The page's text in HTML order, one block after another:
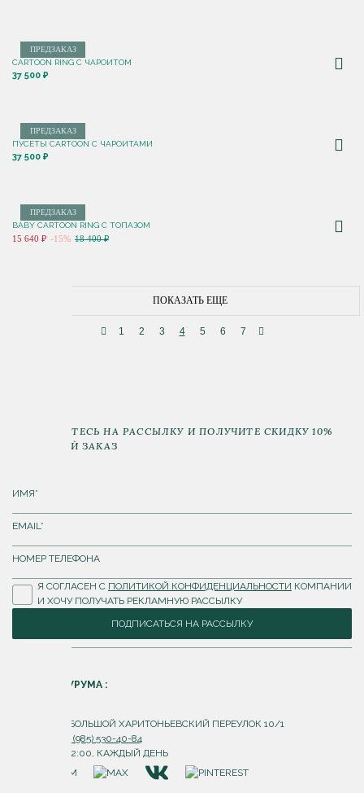
ПРЕДЗАКАЗ
CARTOON RING С ЧАРОИТОМ
37 500 ₽
ПРЕДЗАКАЗ
ПУСЕТЫ CARTOON С ЧАРОИТАМИ
37 500 ₽
ПРЕДЗАКАЗ
BABY CARTOON RING С ТОПАЗОМ
15 640 ₽ -15% 18 400 ₽
ПОКАЗАТЬ ЕЩЕ
1 2 3 4 5 6 7
ПОДПИШИТЕСЬ НА РАССЫЛКУ И ПОЛУЧИТЕ СКИДКУ 10%
НА ПЕРВЫЙ ЗАКАЗ
Я СОГЛАСЕН С ПОЛИТИКОЙ КОНФИДЕНЦИАЛЬНОСТИ КОМПАНИИ
И ХОЧУ ПОЛУЧАТЬ РЕКЛАМНУЮ РАССЫЛКУ
ПОДПИСАТЬСЯ НА РАССЫЛКУ
АДРЕС ШОУРУМА :
Г. МОСКВА, БОЛЬШОЙ ХАРИТОНЬЕВСКИЙ ПЕРЕУЛОК 10/1
+7 (985) 530-40-84
С 10:00 ДО 22:00, КАЖДЫЙ ДЕНЬ